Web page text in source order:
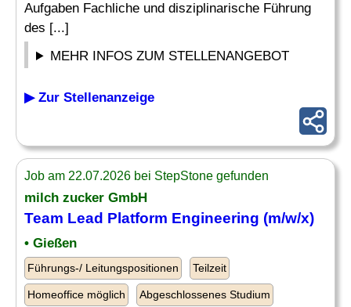
Aufgaben Fachliche und disziplinarische Führung
des [...]
MEHR INFOS ZUM STELLENANGEBOT
▶ Zur Stellenanzeige
Job am 22.07.2026 bei StepStone gefunden
milch zucker GmbH
Team Lead Platform Engineering (m/w/x)
• Gießen
Führungs-/ Leitungspositionen Teilzeit
Homeoffice möglich Abgeschlossenes Studium